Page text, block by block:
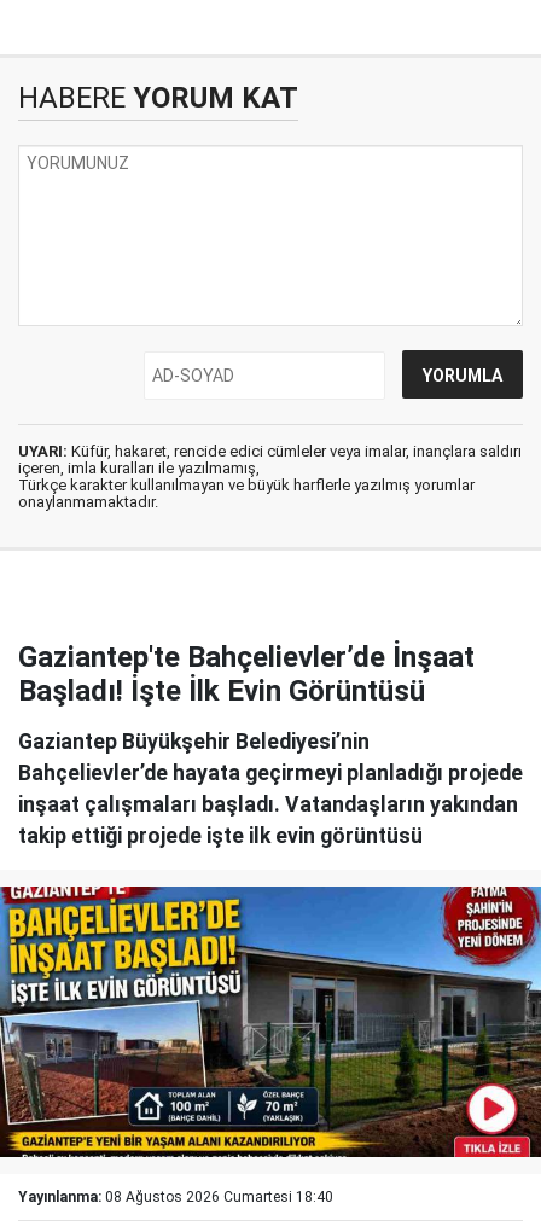
HABERE YORUM KAT
UYARI: Küfür, hakaret, rencide edici cümleler veya imalar, inançlara saldırı
içeren, imla kuralları ile yazılmamış,
Türkçe karakter kullanılmayan ve büyük harflerle yazılmış yorumlar
onaylanmamaktadır.
Gaziantep'te Bahçelievler’de İnşaat
Başladı! İşte İlk Evin Görüntüsü
Gaziantep Büyükşehir Belediyesi’nin
Bahçelievler’de hayata geçirmeyi planladığı projede
inşaat çalışmaları başladı. Vatandaşların yakından
takip ettiği projede işte ilk evin görüntüsü
Yayınlanma: 08 Ağustos 2026 Cumartesi 18:40